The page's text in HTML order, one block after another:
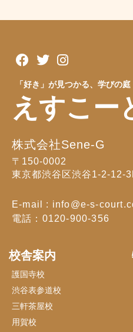
「好き」が見つかる、学びの庭
えすこー
株式会社Sene-G
〒150-0002
東京都渋谷区渋谷1-2-12-
E-mail : info@e-s-
電話：0120-900-356
校舎案内
護国寺校
渋谷表参道校
三軒茶屋校
用賀校